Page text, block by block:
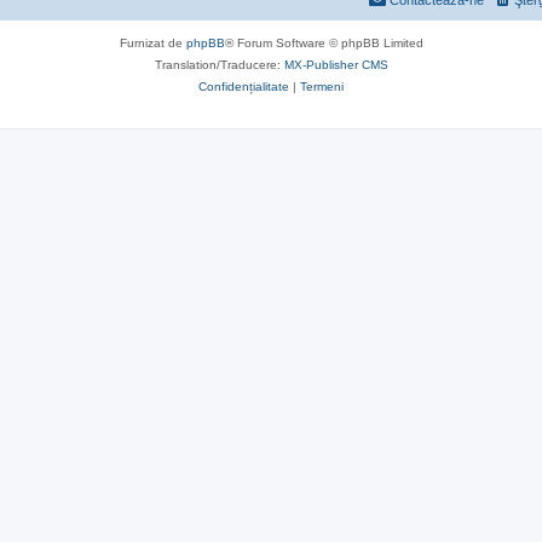
Furnizat de phpBB® Forum Software © phpBB Limited
Translation/Traducere: MX-Publisher CMS
Confidențialitate | Termeni